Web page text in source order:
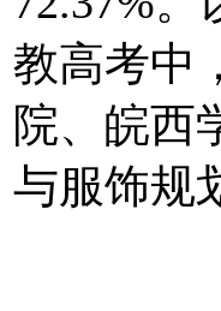
教高考中
院、皖西
与服饰规